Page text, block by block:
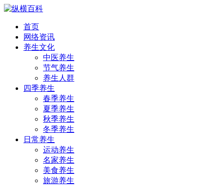
首页
网络资讯
养生文化
中医养生
节气养生
养生人群
四季养生
春季养生
夏季养生
秋季养生
冬季养生
日常养生
运动养生
名家养生
美食养生
旅游养生